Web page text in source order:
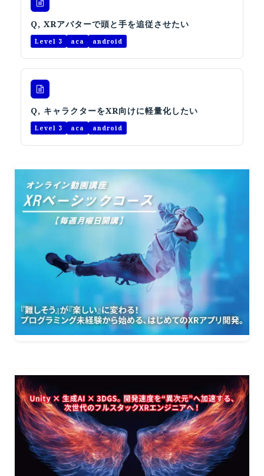
資料請求
Q, XRアバターで頭と手を追従させたい
Level 3 aca android
Q, キャラクターをXR向けに軽量化したい
Level 3 aca android